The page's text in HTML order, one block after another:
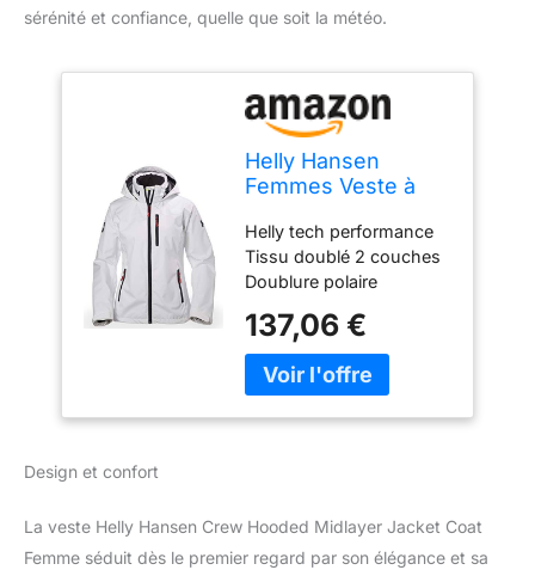
sérénité et confiance, quelle que soit la météo.
Helly Hansen
Femmes Veste à
W Crew, Blanc, M
Helly tech performance
Tissu doublé 2 couches
Doublure polaire
Permet l'ajout d'une
broderie
137,06 €
Design et confort
La veste Helly Hansen Crew Hooded Midlayer Jacket Coat
Femme séduit dès le premier regard par son élégance et sa